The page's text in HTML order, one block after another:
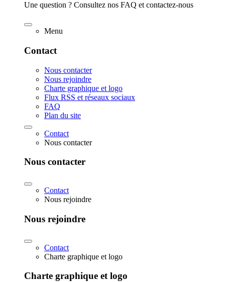
Une question ? Consultez nos FAQ et contactez-nous
Menu
Contact
Nous contacter
Nous rejoindre
Charte graphique et logo
Flux RSS et réseaux sociaux
FAQ
Plan du site
Contact
Nous contacter
Nous contacter
Contact
Nous rejoindre
Nous rejoindre
Contact
Charte graphique et logo
Charte graphique et logo